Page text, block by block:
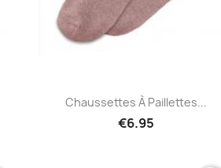
Quick view
Chaussettes À Paillettes...
€6.95